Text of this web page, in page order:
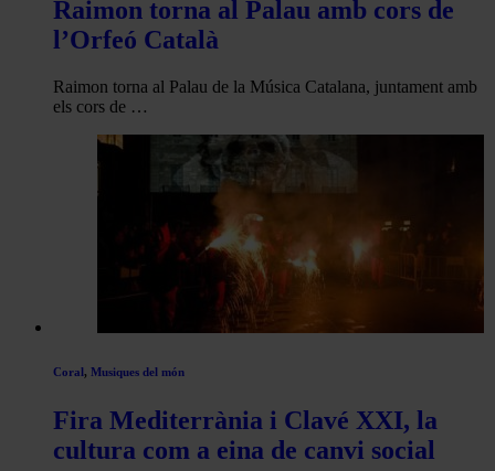
Raimon torna al Palau amb cors de
l’Orfeó Català
Raimon torna al Palau de la Música Catalana, juntament amb
els cors de …
Coral, Musiques del món
Fira Mediterrània i Clavé XXI, la
cultura com a eina de canvi social